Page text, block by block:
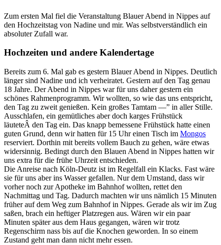
Zum ersten Mal fiel die Veranstaltung Blauer Abend in Nippes auf
den Hochzeitstag von Nadine und mir. Was selbstverständlich ein
absoluter Zufall war.
Hochzeiten und andere Kalendertage
Bereits zum 6. Mal gab es gestern Blauer Abend in Nippes. Deutlich
länger sind Nadine und ich verheiratet. Gestern auf den Tag genau
18 Jahre. Der Abend in Nippes war für uns daher gestern ein
schönes Rahmenprogramm. Wir wollten, so wie das uns entspricht,
den Tag zu zweit genießen. Kein großes Tamtam —” in aller Stille.
Ausschlafen, ein gemütliches aber doch karges Frühstück
läuteteÂ den Tag ein. Das knapp bemessene Frühstück hatte einen
guten Grund, denn wir hatten für 15 Uhr einen Tisch im Mongos
reserviert. Dorthin mit bereits vollem Bauch zu gehen, wäre etwas
widersinnig. Bedingt durch den Blauen Abend in Nippes hatten wir
uns extra für die frühe Uhrzeit entschieden.
Die Anreise nach Köln-Deutz ist im Regelfall ein Klacks. Fast wäre
sie für uns aber ins Wasser gefallen. Nur dem Umstand, dass wir
vorher noch zur Apotheke im Bahnhof wollten, rettet den
Nachmittag und Tag. Dadurch machten wir uns nämlich 15 Minuten
früher auf dem Weg zum Bahnhof in Nippes. Gerade als wir im Zug
saßen, brach ein heftiger Platzregen aus. Wären wir ein paar
Minuten später aus dem Haus gegangen, wären wir trotz
Regenschirm nass bis auf die Knochen geworden. In so einem
Zustand geht man dann nicht mehr essen.